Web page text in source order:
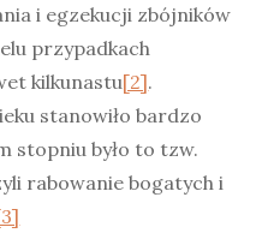
i egzekucji zbójników
przypadkach
kilkunastu[2].
stanowiło bardzo
stopniu było to tzw.
rabowanie bogatych i